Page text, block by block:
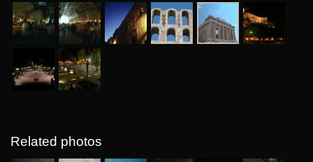
Related photos